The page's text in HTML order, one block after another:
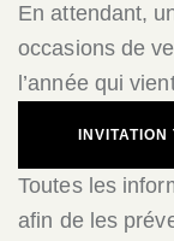
En attendant,
occasions de
l’année qui
Toutes les
afin de les